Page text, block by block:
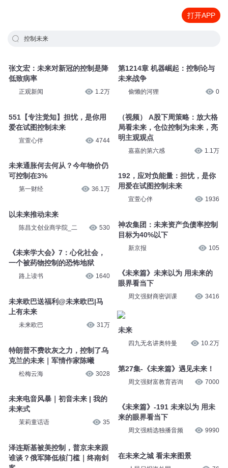
打开APP
控制未来
张文宏：未来对新冠的控制是降
低致病率
正观新闻 1.2万
551【专注觉知】担忧，是你用
爱在试图控制未来
宣萱心伴 4744
未来通胀何去何从？今年物价仍
可控制在3%
第一财经 36.1万
以未来推动未来
陈昌文创业商学院_二 530
《未来学大会》7：心化社会，
一个被药物控制的恐怖地狱
路上读书 1640
未来欧巴送福利@未来欧巴|马
上有未来
未来欧巴 31万
特朗普不费吹灰之力，控制了乌
克兰的未来｜军情作家陈曦
松梅云海 3028
未来电音风暴｜初音未来 | 我的
未来式
茉莉童话语 35
泽连斯基被美控制，普京未来跟
谁谈？俄军降低核门槛｜终南剑
第1214章 机器崛起：控制论与
未来战争
偷懒的河狸 0
（视频） A股下周策略：放大格
局看未来，仓位控制为未来，亮
明主观观点
嘉嘉的第六感 1.1万
192，应对负能量：担忧，是你
用爱在试图控制未来
宣萱心伴 1936
神农集团：未来资产负债率控制
目标为40%以下
新京报 105
《未来篇》未来以为 用未来的
眼界看当下
周文强财商密训课 3416
未来
四九无名讲奥特曼 10.2万
第27集-《未来篇》遇见未来！
周文强财富教育咨询 7000
《未来篇》-191 未来以为 用未
来的眼界看当下
周文强精选独播音频 9990
在未来之城 看未来图景